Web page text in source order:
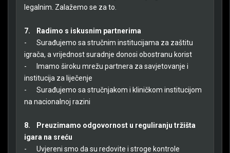
legalnim. Zalažemo se za to.
7.
Radimo s iskusnim partnerima
-
Surađujemo sa stručnim institucijama za zaštitu
igrača, a vrijednost suradnje donosi obostranu korist
-
Imamo široku mrežu partnera za savjetovanje i
institucija za liječenje
-
Surađujemo sa stručnjakom i kliničkom institucijom
na nacionalnoj razini
8.
Preuzimamo odgovornost u reguliranju tržišta
igara na sreću
-
Uvjereni smo da su redovite i stroge kontrole